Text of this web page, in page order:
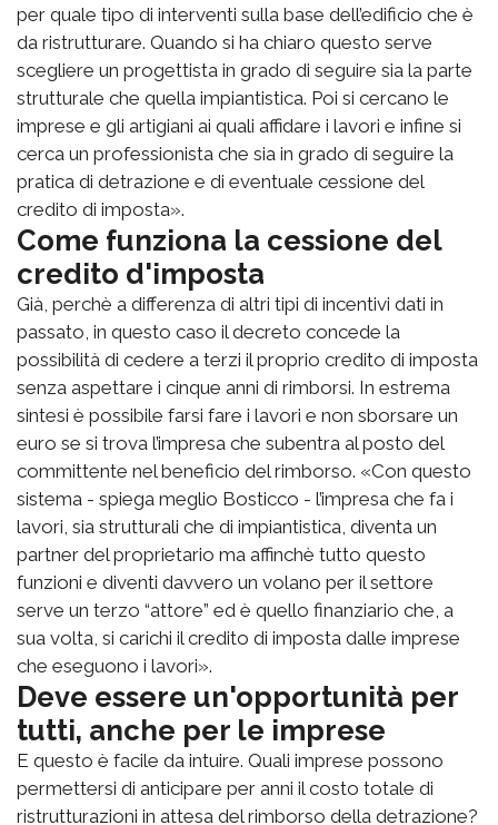
per quale tipo di interventi sulla base dell’edificio che è
da ristrutturare. Quando si ha chiaro questo serve
scegliere un progettista in grado di seguire sia la parte
strutturale che quella impiantistica. Poi si cercano le
imprese e gli artigiani ai quali affidare i lavori e infine si
cerca un professionista che sia in grado di seguire la
pratica di detrazione e di eventuale cessione del
credito di imposta».
Come funziona la cessione del
credito d'imposta
Già, perchè a differenza di altri tipi di incentivi dati in
passato, in questo caso il decreto concede la
possibilità di cedere a terzi il proprio credito di imposta
senza aspettare i cinque anni di rimborsi. In estrema
sintesi è possibile farsi fare i lavori e non sborsare un
euro se si trova l’impresa che subentra al posto del
committente nel beneficio del rimborso. «Con questo
sistema - spiega meglio Bosticco - l’impresa che fa i
lavori, sia strutturali che di impiantistica, diventa un
partner del proprietario ma affinchè tutto questo
funzioni e diventi davvero un volano per il settore
serve un terzo “attore” ed è quello finanziario che, a
sua volta, si carichi il credito di imposta dalle imprese
che eseguono i lavori».
Deve essere un'opportunità per
tutti, anche per le imprese
E questo è facile da intuire. Quali imprese possono
permettersi di anticipare per anni il costo totale di
ristrutturazioni in attesa del rimborso della detrazione?